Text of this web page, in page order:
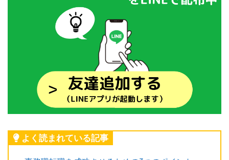
よく読まれている記事